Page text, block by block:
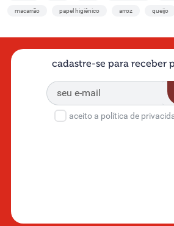
macarrão papel higiênico arroz queijo
cadastre-se para receber
aceito a política de